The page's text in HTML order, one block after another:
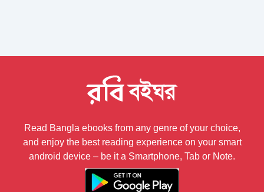
Read Bangla ebooks from any genre of your choice,
and enjoy the best reading experience on your smart
android device – be it a Smartphone, Tab or Note.